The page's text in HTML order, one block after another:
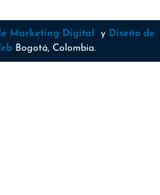
Marketing Digital y Diseño de
Bogotá, Colombia.